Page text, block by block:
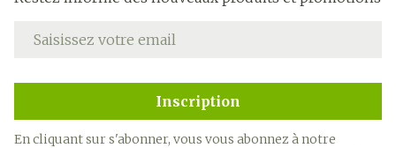
Adresse mail
Inscription
En cliquant sur s'abonner, vous vous abonnez à notre